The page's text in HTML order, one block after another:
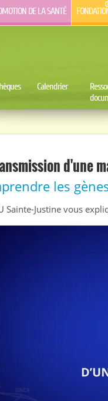
DE LA SANTÉ
Calendrier
d'une
les
Sainte-Justine vous